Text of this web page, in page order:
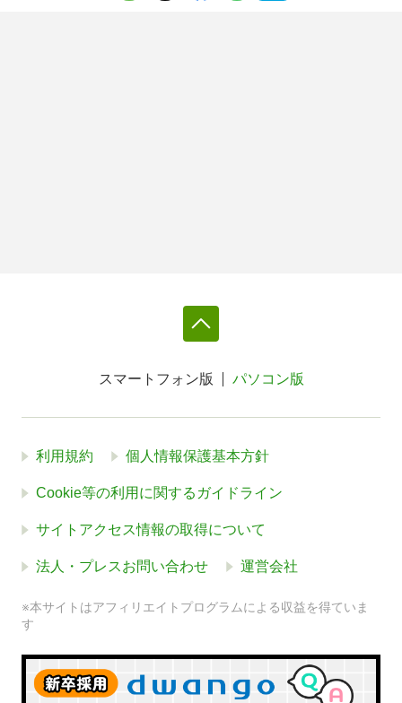
スマートフォン版 パソコン版
利用規約 個人情報保護基本方針
Cookie等の利用に関するガイドライン
サイトアクセス情報の取得について
法人・プレスお問い合わせ 運営会社
※本サイトはアフィリエイトプログラムによる収益を得ていま
す